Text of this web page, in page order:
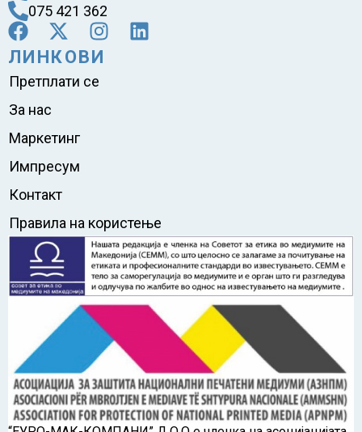
075 421 362
ЛИНКОВИ
Претплати се
За нас
Маркетинг
Импресум
Контакт
Правила на користење